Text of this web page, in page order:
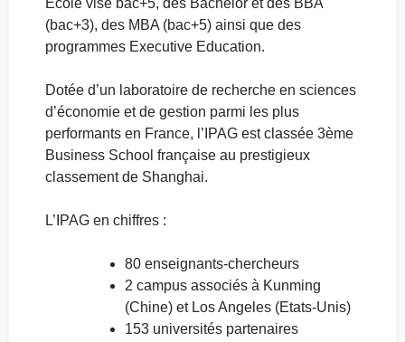
Ecole visé bac+5, des Bachelor et des BBA
(bac+3), des MBA (bac+5) ainsi que des
programmes Executive Education.
Dotée d’un laboratoire de recherche en sciences
d’économie et de gestion parmi les plus
performants en France, l’IPAG est classée 3ème
Business School française au prestigieux
classement de Shanghai.
L’IPAG en chiffres :
80 enseignants-chercheurs
2 campus associés à Kunming
(Chine) et Los Angeles (Etats-Unis)
153 universités partenaires